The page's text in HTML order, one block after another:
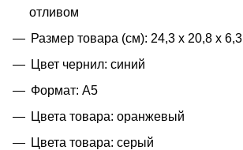
отливом
Размер товара (см): 24,3 х 20,8 х 6,3
Цвет чернил: синий
Формат: A5
Цвета товара: оранжевый
Цвета товара: серый